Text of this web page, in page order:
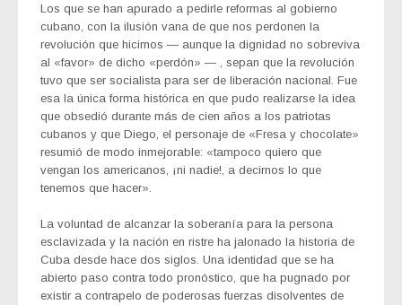
Los que se han apurado a pedirle reformas al gobierno
cubano, con la ilusión vana de que nos perdonen la
revolución que hicimos — aunque la dignidad no sobreviva
al «favor» de dicho «perdón» — , sepan que la revolución
tuvo que ser socialista para ser de liberación nacional. Fue
esa la única forma histórica en que pudo realizarse la idea
que obsedió durante más de cien años a los patriotas
cubanos y que Diego, el personaje de «Fresa y chocolate»
resumió de modo inmejorable: «tampoco quiero que
vengan los americanos, ¡ni nadie!, a decirnos lo que
tenemos que hacer».
La voluntad de alcanzar la soberanía para la persona
esclavizada y la nación en ristre ha jalonado la historia de
Cuba desde hace dos siglos. Una identidad que se ha
abierto paso contra todo pronóstico, que ha pugnado por
existir a contrapelo de poderosas fuerzas disolventes de